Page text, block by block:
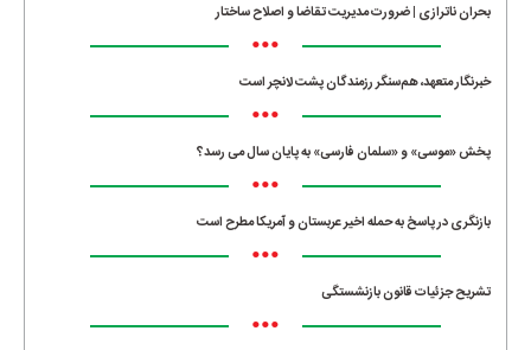
بحران ناترازی | ضرورت مدیریت تقاضا و اصلاح ساختار
•••
خبرنگار متعهد، هم‌سنگر رزمندگان پشت لانچر است
•••
پخش «موسی» و «سلمان فارسی» به پایان سال می رسد؟
•••
بازنگری در پاسخ به حمله اخیر عربستان و آمریکا مطرح است
•••
تشریح جزئیات قانون بازنشستگی
•••